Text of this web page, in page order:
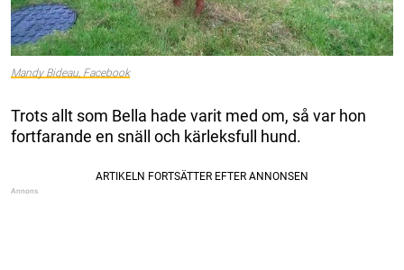
Mandy Bideau, Facebook
Trots allt som Bella hade varit med om, så var hon
fortfarande en snäll och kärleksfull hund.